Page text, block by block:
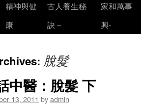
精神與健
康
古人養生秘
訣 –
家和萬事
興-
脫髮
中醫：脫髮 下
13, 2011 byadmin